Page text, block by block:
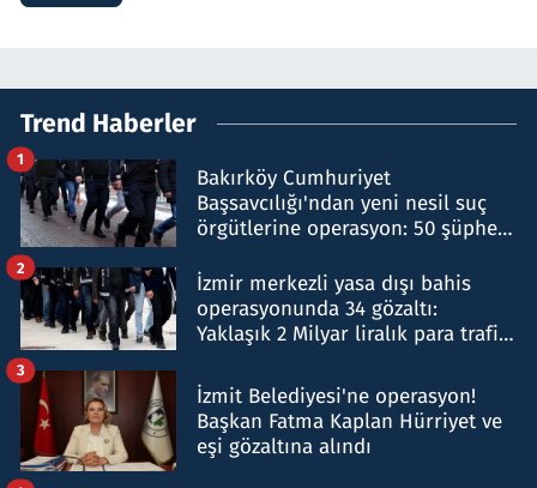
Trend Haberler
Bakırköy Cumhuriyet
Başsavcılığı'ndan yeni nesil suç
örgütlerine operasyon: 50 şüpheli
1
İzmir merkezli yasa dışı bahis
operasyonunda 34 gözaltı:
Yaklaşık 2 Milyar liralık para trafiği
2
İzmit Belediyesi'ne operasyon!
Başkan Fatma Kaplan Hürriyet ve
eşi gözaltına alındı
3